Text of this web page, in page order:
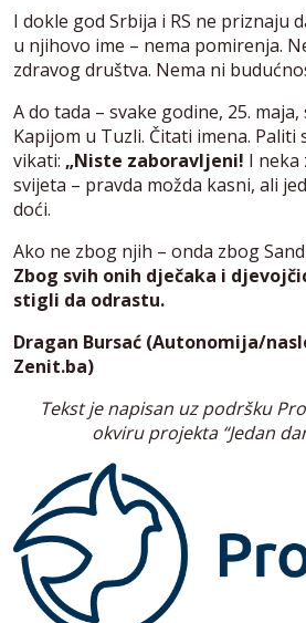
I dokle god Srbija i RS ne priznaju
u njihovo ime – nema pomirenja.
zdravog društva. Nema ni
A do tada – svake godine, 25.
Kapijom u Tuzli. Čitati imena. Paliti
vikati: „Niste zaboravljeni! I neka
svijeta – pravda možda kasni, ali
doći.
Ako ne zbog njih – onda zbog
Zbog svih onih dječaka i
stigli da odrastu.
Dragan Bursać (Autonomija/
Zenit.ba)
Tekst je napisan uz podršku
okviru projekta “Jedan